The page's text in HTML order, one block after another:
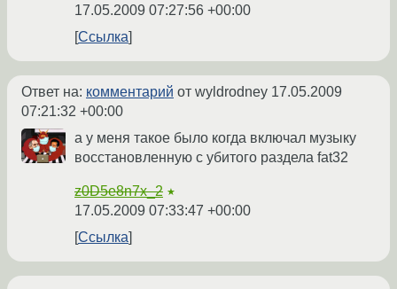
17.05.2009 07:27:56 +00:00
Ссылка
Ответ на: комментарий от wyldrodney 17.05.2009
07:21:32 +00:00
а у меня такое было когда включал музыку
восстановленную с убитого раздела fat32
z0D5e8n7x_2 ★
17.05.2009 07:33:47 +00:00
Ссылка